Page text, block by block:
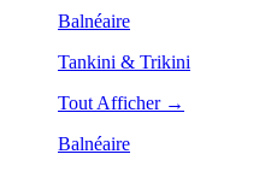
Balnéaire
Tankini & Trikini
Tout Afficher →
Balnéaire